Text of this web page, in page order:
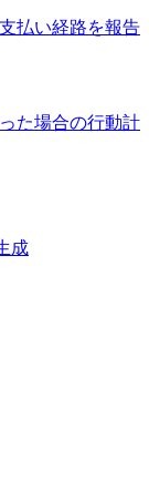
払い経路を報告
た場合の行動計
成